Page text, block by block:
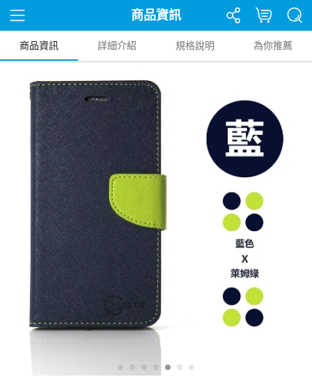
商品資訊
商品資訊 詳細介紹 規格說明 為你推薦